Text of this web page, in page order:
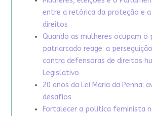
entre a retórica da proteção e
direitos
Quando as mulheres ocupam o
patriarcado reage: a
contra defensoras de direitos
Legislativo
20 anos da Lei Maria da Penha:
desafios
Fortalecer a política feminista